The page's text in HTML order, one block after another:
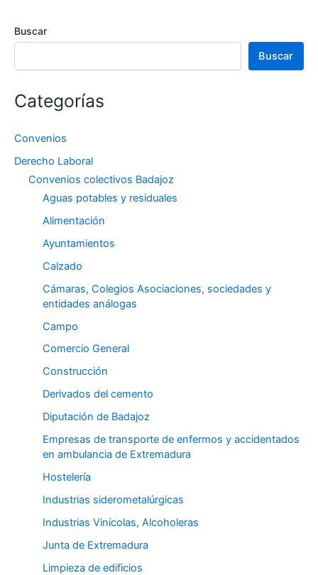
Buscar
Buscar
Categorías
Convenios
Derecho Laboral
Convenios colectivos Badajoz
Aguas potables y residuales
Alimentación
Ayuntamientos
Calzado
Cámaras, Colegios Asociaciones, sociedades y
entidades análogas
Campo
Comercio General
Construcción
Derivados del cemento
Diputación de Badajoz
Empresas de transporte de enfermos y accidentados
en ambulancia de Extremadura
Hostelería
Industrias siderometalúrgicas
Industrias Vinícolas, Alcoholeras
Junta de Extremadura
Limpieza de edificios